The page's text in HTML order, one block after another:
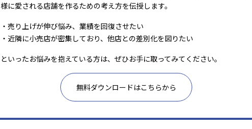
様に愛される店舗を作るための考え方を伝授します。
・売り上げが伸び悩み、業績を回復させたい
・近隣に小売店が密集しており、他店との差別化を図りたい
といったお悩みを抱えている方は、ぜひお手に取ってみてください。
無料ダウンロードはこちらから